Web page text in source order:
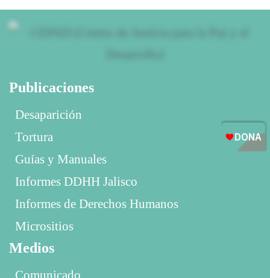
Publicaciones
Desaparición
Tortura
Guías y Manuales
Informes DDHH Jalisco
Informes de Derechos Humanos
Micrositios
Medios
Comunicado